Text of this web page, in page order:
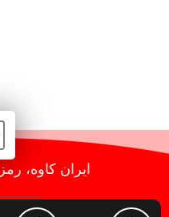
ایران کاوه،